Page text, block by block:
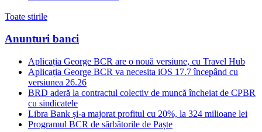
Toate stirile
Anunturi banci
Aplicația George BCR are o nouă versiune, cu Travel Hub
Aplicația George BCR va necesita iOS 17.7 începând cu
versiunea 26.26
BRD aderă la contractul colectiv de muncă încheiat de CPBR
cu sindicatele
Libra Bank și-a majorat profitul cu 20%, la 324 milioane lei
Programul BCR de sărbătorile de Paște